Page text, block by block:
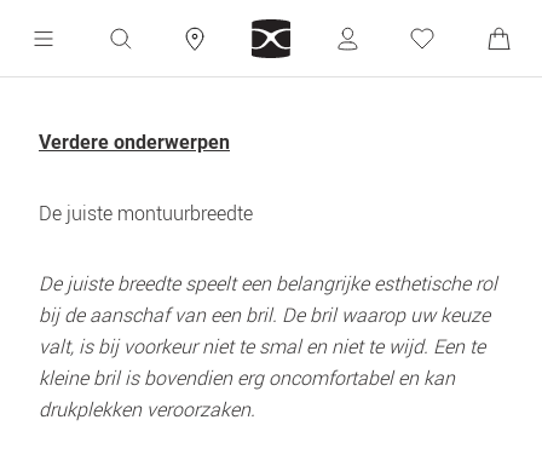
Verdere onderwerpen
De juiste montuurbreedte
De juiste breedte speelt een belangrijke esthetische rol
bij de aanschaf van een bril. De bril waarop uw keuze
valt, is bij voorkeur niet te smal en niet te wijd. Een te
kleine bril is bovendien erg oncomfortabel en kan
drukplekken veroorzaken.